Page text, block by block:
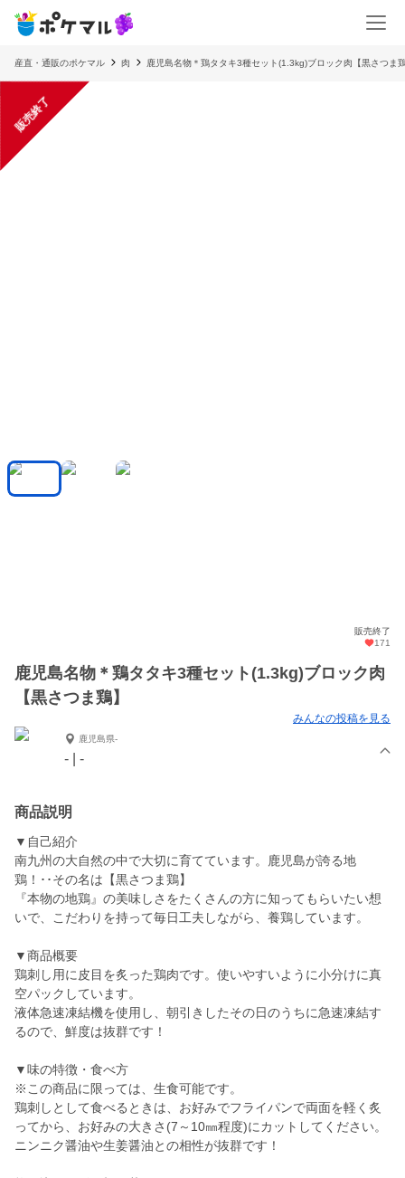
産直・通販のポケマル 肉 鹿児島名物＊鶏タタキ3種セット(1.3kg)ブロック肉【黒さつま
販売終了
販売終了
171
鹿児島名物＊鶏タタキ3種セット(1.3kg)ブロック肉
【黒さつま鶏】
みんなの投稿を見る
鹿児島県-
- | -
商品説明
▼自己紹介
南九州の大自然の中で大切に育てています。鹿児島が誇る地
鶏！･･その名は【黒さつま鶏】
『本物の地鶏』の美味しさをたくさんの方に知ってもらいたい想
いで、こだわりを持って毎日工夫しながら、養鶏しています。
▼商品概要
鶏刺し用に皮目を炙った鶏肉です。使いやすいように小分けに真
空パックしています。
液体急速凍結機を使用し、朝引きしたその日のうちに急速凍結す
るので、鮮度は抜群です！
▼味の特徴・食べ方
※この商品に限っては、生食可能です。
鶏刺しとして食べるときは、お好みでフライパンで両面を軽く炙
ってから、お好みの大きさ(7～10㎜程度)にカットしてください。
ニンニク醤油や生姜醤油との相性が抜群です！